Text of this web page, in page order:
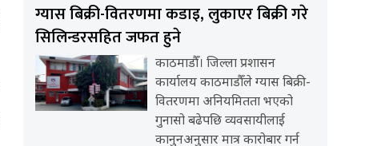
ग्यास बिक्री-वितरणमा कडाइ, लुकाएर बिक्री गरे
सिलिन्डरसहित जफत हुने
काठमाडौँ। जिल्ला प्रशासन
कार्यालय काठमाडौँले ग्यास बिक्री-
वितरणमा अनियमितता भएको
गुनासो बढेपछि व्यवसायीलाई
कानुनअनुसार मात्र कारोबार गर्न